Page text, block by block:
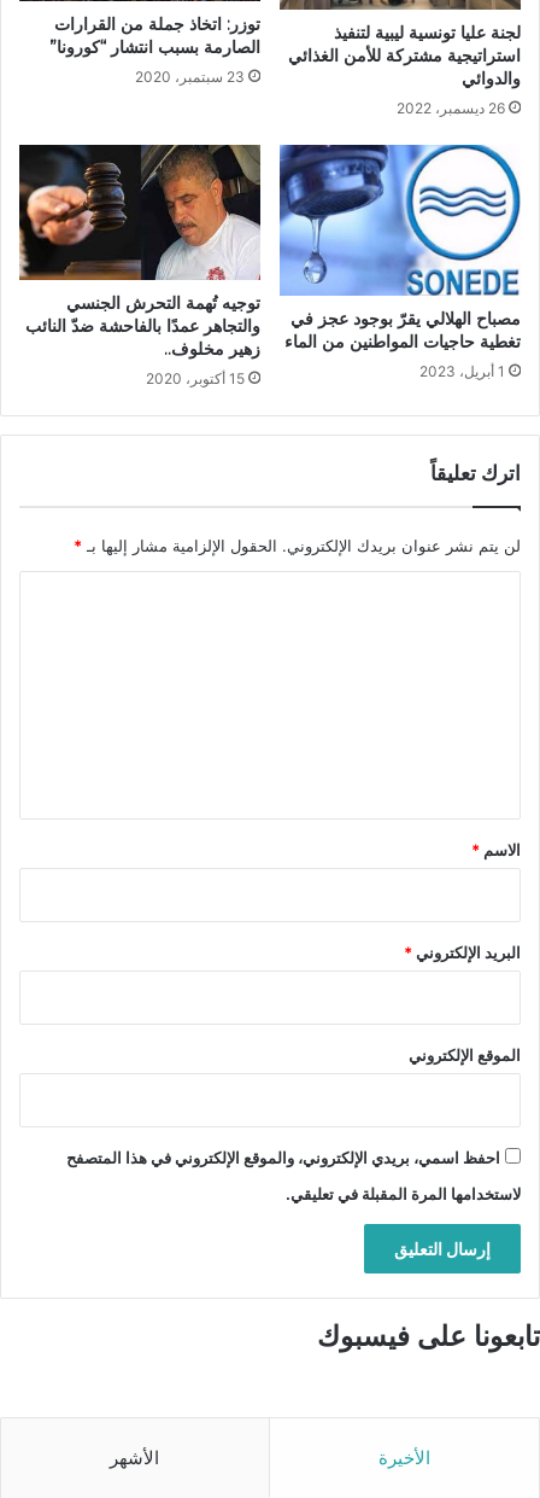
لجنة عليا تونسية ليبية لتنفيذ
استراتيجية مشتركة للأمن الغذائي
والدوائي
26 ديسمبر، 2022
توزر: اتخاذ جملة من القرارات
الصارمة بسبب انتشار “كورونا”
23 سبتمبر، 2020
مصباح الهلالي يقرّ بوجود عجز في
تغطية حاجيات المواطنين من الماء
1 أبريل، 2023
توجيه تُهمة التحرش الجنسي
والتجاهر عمدًا بالفاحشة ضدّ النائب
زهير مخلوف..
15 أكتوبر، 2020
اترك تعليقاً
لن يتم نشر عنوان بريدك الإلكتروني. الحقول الإلزامية مشار إليها بـ *
*
الاسم *
البريد الإلكتروني*
الموقع الإلكتروني
احفظ اسمي، بريدي الإلكتروني، والموقع الإلكتروني في هذا المتصفح
لاستخدامها المرة المقبلة في تعليقي.
تابعونا على فيسبوك
الأخيرة الأشهر